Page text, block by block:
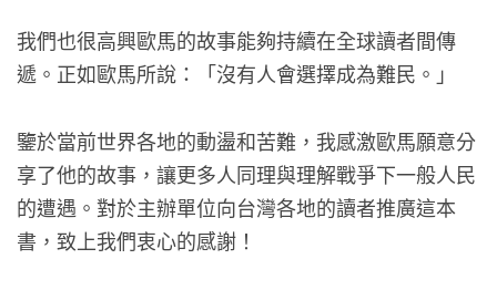
我們也很高興歐馬的故事能夠持續在全球讀者間傳
遞。正如歐馬所說：「沒有人會選擇成為難民。」
鑒於當前世界各地的動盪和苦難，我感激歐馬願意分
享了他的故事，讓更多人同理與理解戰爭下一般人民
的遭遇。對於主辦單位向台灣各地的讀者推廣這本
書，致上我們衷心的感謝！